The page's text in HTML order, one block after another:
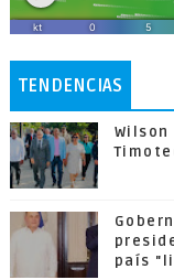
TENDENCIAS
Wilson
país